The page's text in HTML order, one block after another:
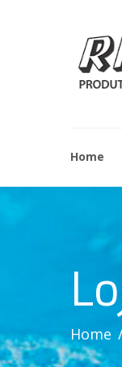
Home
Home